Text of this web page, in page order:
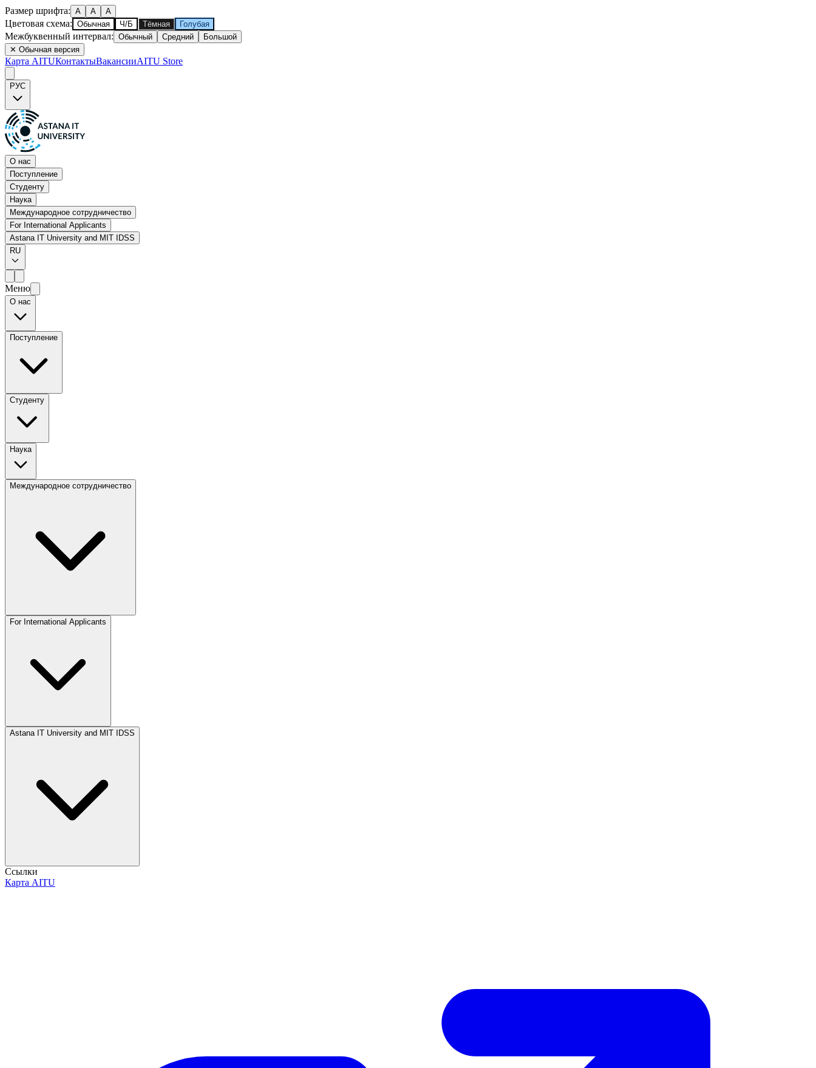
Размер шрифта: A A A
Цветовая схема: Обычная Ч/Б Тёмная Голубая
Межбуквенный интервал: Обычный Средний
Большой
✕ Обычная версия
Карта AITUКонтактыВакансииAITU Store
РУС
О нас
Поступление
Студенту
Наука
Международное сотрудничество
For International Applicants
Astana IT University and MIT IDSS
RU
Меню
О нас
Поступление
Студенту
Наука
Международное сотрудничество
For International Applicants
Astana IT University and MIT IDSS
Ссылки
Карта AITU